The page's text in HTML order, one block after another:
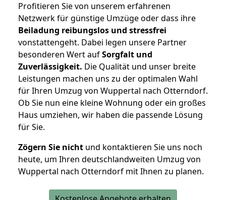
Profitieren Sie von unserem erfahrenen
Netzwerk für günstige Umzüge oder dass ihre
Beiladung reibungslos und stressfrei
vonstattengeht. Dabei legen unsere Partner
besonderen Wert aufSorgfalt und
Zuverlässigkeit. Die Qualität und unser breite
Leistungen machen uns zu der optimalen Wahl
für Ihren Umzug von Wuppertal nach Otterndorf.
Ob Sie nun eine kleine Wohnung oder ein großes
Haus umziehen, wir haben die passende Lösung
für Sie.
Zögern Sie nicht und kontaktieren Sie uns noch
heute, um Ihren deutschlandweiten Umzug von
Wuppertal nach Otterndorf mit Ihnen zu planen.